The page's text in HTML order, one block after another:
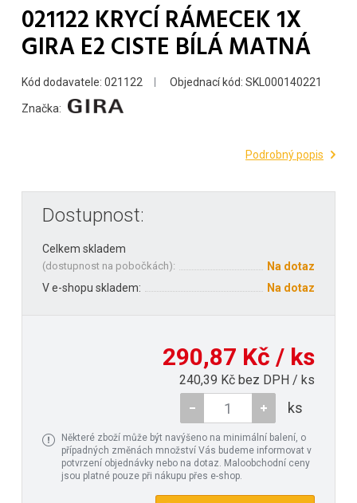
021122 KRYCÍ RÁMECEK 1X
GIRA E2 CISTE BÍLÁ MATNÁ
Kód dodavatele: 021122 Objednací kód: SKL000140221
Značka:
Podrobný popis
Dostupnost:
Celkem skladem
(dostupnost na pobočkách):
Na dotaz
V e-shopu skladem:
Na dotaz
290,87 Kč / ks
240,39 Kč bez DPH / ks
ks
Některé zboží může být navýšeno na minimální balení, o
případných změnách množství Vás budeme informovat v
potvrzení objednávky nebo na dotaz. Maloobchodní ceny
jsou platné pouze při nákupu přes e-shop.